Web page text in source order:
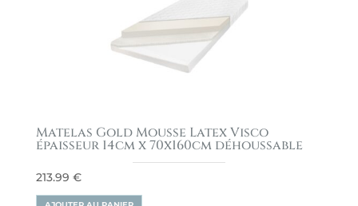
Matelas Gold Mousse Latex Visco
épaisseur 14cm x 70x160cm déhoussable
213.99 €